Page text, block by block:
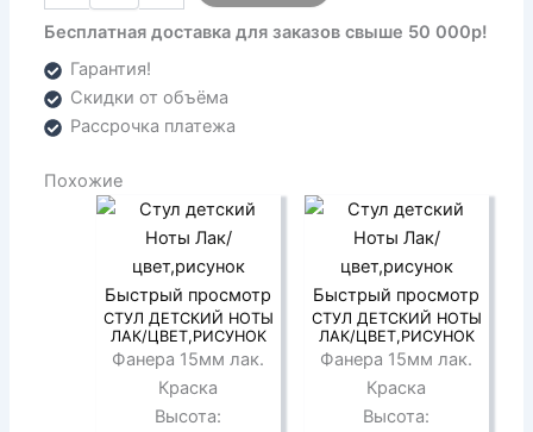
Бесплатная доставка для заказов свыше 50 000р!
Гарантия!
Скидки от объёма
Рассрочка платежа
Похожие
Быстрый просмотр
СТУЛ ДЕТСКИЙ НОТЫ
ЛАК/ЦВЕТ,РИСУНОК
Фанера 15мм лак.
Краска
Высота:
Быстрый просмотр
СТУЛ ДЕТСКИЙ НОТЫ
ЛАК/ЦВЕТ,РИСУНОК
Фанера 15мм лак.
Краска
Высота: